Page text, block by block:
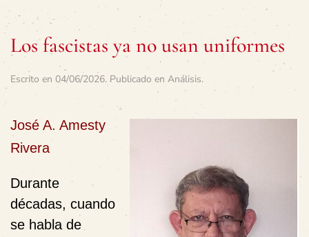
Los fascistas ya no usan uniformes
Escrito en 04/06/2026. Publicado en Análisis.
José A. Amesty
Rivera
Durante
décadas, cuando
se habla de